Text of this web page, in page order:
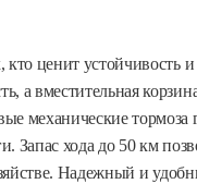
ценит устойчивость
а вместительная
механические
Запас хода до 50 км
Надежный и